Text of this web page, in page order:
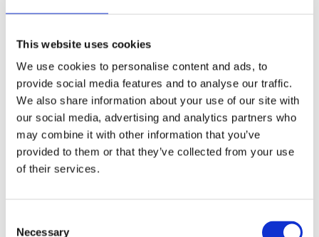
This website uses cookies
We use cookies to personalise content and ads, to
provide social media features and to analyse our traffic.
We also share information about your use of our site with
our social media, advertising and analytics partners who
may combine it with other information that you’ve
provided to them or that they’ve collected from your use
of their services.
Necessary
Sale houses Family, 181 m² - Unhošť
Offer type
Sale
Property type
House
Virtuální prohlídka
360° video
disposition
Family